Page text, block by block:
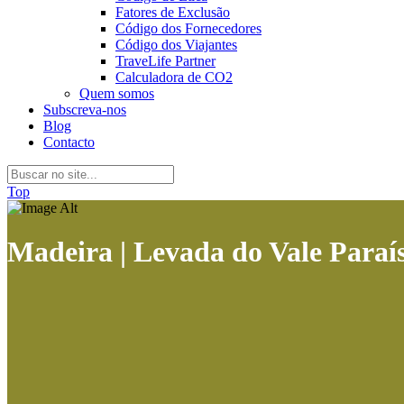
Fatores de Exclusão
Código dos Fornecedores
Código dos Viajantes
TraveLife Partner
Calculadora de CO2
Quem somos
Subscreva-nos
Blog
Contacto
Top
Madeira | Levada do Vale